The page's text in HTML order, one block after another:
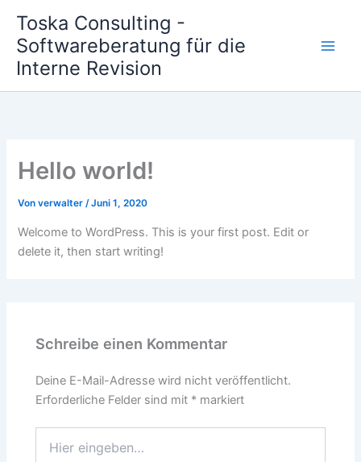
Inhalt
springen
Toska Consulting -
Softwareberatung für die
Interne Revision
Hello world!
Vonverwalter/Juni 1, 2020
Welcome to WordPress. This is your first post. Edit or
delete it, then start writing!
Schreibe einen Kommentar
Deine E-Mail-Adresse wird nicht veröffentlicht.
Erforderliche Felder sind mit * markiert
eingeben…